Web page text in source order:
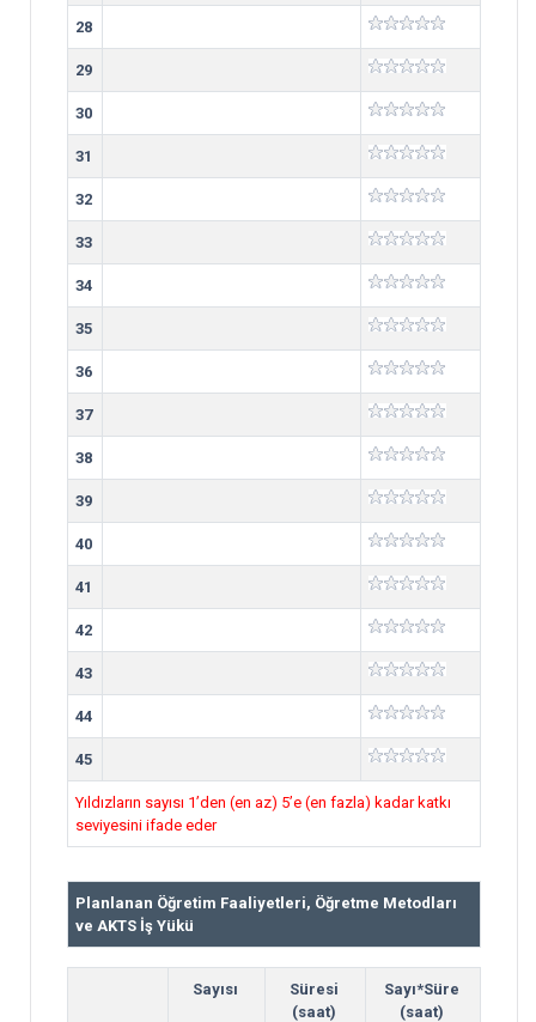
28
29
30
31
32
33
34
35
36
37
38
39
40
41
42
43
44
45
Yıldızların sayısı 1’den (en az) 5’e (en fazla) kadar katkı
seviyesini ifade eder
Planlanan Öğretim Faaliyetleri, Öğretme Metodları
ve AKTS İş Yükü
Sayısı
Süresi
(saat)
Sayı*Süre
(saat)